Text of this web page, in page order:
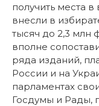
получить места
внесли в
тысяч до 2,3 млн
вполне
ряда изданий,
России и на
парламентах
Госдумы и Рады,